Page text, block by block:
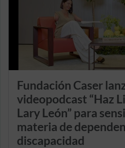
Fundación Caser
videopodcast “Haz
Lary León” para
materia de
discapacidad